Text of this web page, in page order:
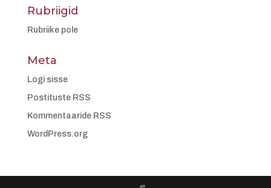
Rubriigid
Rubriike pole
Meta
Logi sisse
Postituste RSS
Kommentaaride RSS
WordPress.org